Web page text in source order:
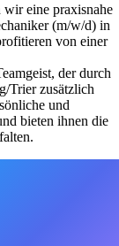
eine praxisnahe
(m/w/d) in
von einer
der durch
Trier zusätzlich
und
bieten ihnen die